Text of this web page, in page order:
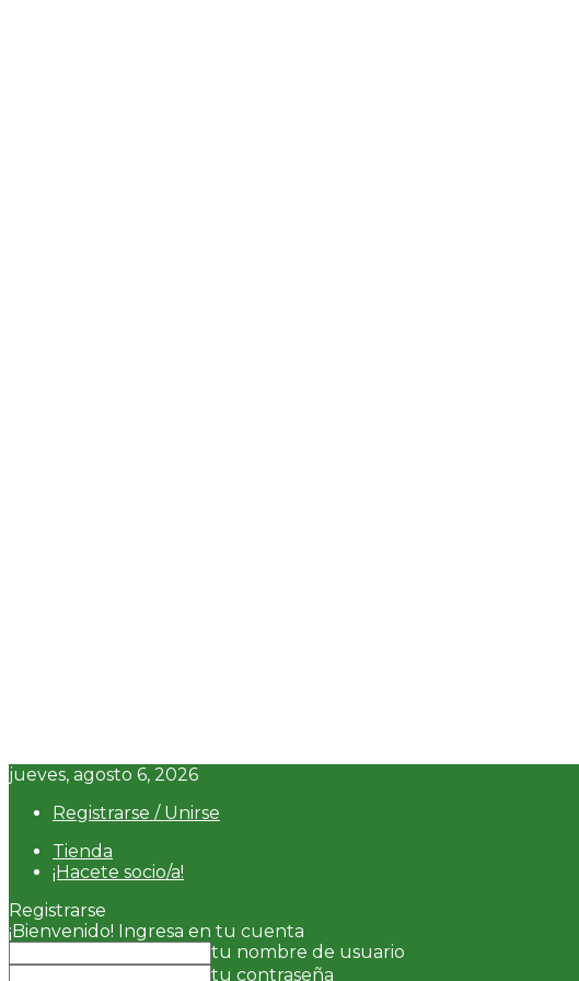
jueves, agosto 6, 2026
Registrarse / Unirse
Tienda
¡Hacete socio/a!
Registrarse
¡Bienvenido! Ingresa en tu cuenta
tu nombre de usuario
tu contraseña